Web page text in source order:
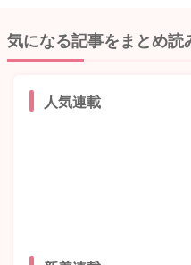
気になる記事をまとめ読
人気連載